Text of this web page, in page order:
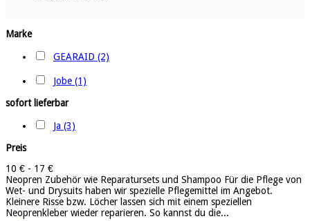
Marke
GEARAID (2)
Jobe (1)
sofort lieferbar
Ja (3)
Preis
10 € - 17 €
Neopren Zubehör wie Reparatursets und Shampoo Für die Pflege von
Wet- und Drysuits haben wir spezielle Pflegemittel im Angebot.
Kleinere Risse bzw. Löcher lassen sich mit einem speziellen
Neoprenkleber wieder reparieren. So kannst du die...